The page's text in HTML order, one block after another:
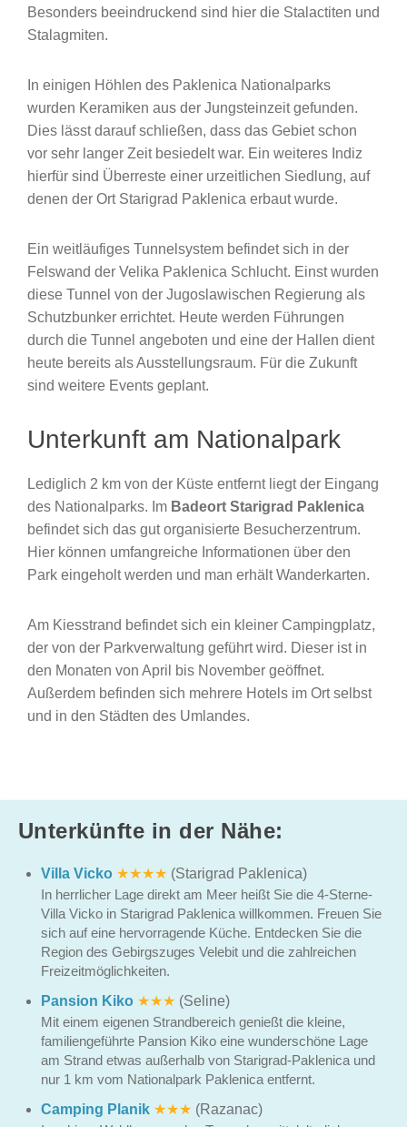
Besonders beeindruckend sind hier die Stalactiten und
Stalagmiten.
In einigen Höhlen des Paklenica Nationalparks
wurden Keramiken aus der Jungsteinzeit gefunden.
Dies lässt darauf schließen, dass das Gebiet schon
vor sehr langer Zeit besiedelt war. Ein weiteres Indiz
hierfür sind Überreste einer urzeitlichen Siedlung, auf
denen der Ort Starigrad Paklenica erbaut wurde.
Ein weitläufiges Tunnelsystem befindet sich in der
Felswand der Velika Paklenica Schlucht. Einst wurden
diese Tunnel von der Jugoslawischen Regierung als
Schutzbunker errichtet. Heute werden Führungen
durch die Tunnel angeboten und eine der Hallen dient
heute bereits als Ausstellungsraum. Für die Zukunft
sind weitere Events geplant.
Unterkunft am Nationalpark
Lediglich 2 km von der Küste entfernt liegt der Eingang
des Nationalparks. Im Badeort Starigrad Paklenica
befindet sich das gut organisierte Besucherzentrum.
Hier können umfangreiche Informationen über den
Park eingeholt werden und man erhält Wanderkarten.
Am Kiesstrand befindet sich ein kleiner Campingplatz,
der von der Parkverwaltung geführt wird. Dieser ist in
den Monaten von April bis November geöffnet.
Außerdem befinden sich mehrere Hotels im Ort selbst
und in den Städten des Umlandes.
Unterkünfte in der Nähe:
Villa Vicko ★★★★ (Starigrad Paklenica)
In herrlicher Lage direkt am Meer heißt Sie die 4-Sterne-
Villa Vicko in Starigrad Paklenica willkommen. Freuen Sie
sich auf eine hervorragende Küche. Entdecken Sie die
Region des Gebirgszuges Velebit und die zahlreichen
Freizeitmöglichkeiten.
Pansion Kiko ★★★ (Seline)
Mit einem eigenen Strandbereich genießt die kleine,
familiengeführte Pansion Kiko eine wunderschöne Lage
am Strand etwas außerhalb von Starigrad-Paklenica und
nur 1 km vom Nationalpark Paklenica entfernt.
Camping Planik ★★★ (Razanac)